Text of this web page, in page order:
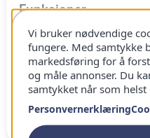
Funksjoner
Vår opplevelse
Hvem passer den for
Vi bruker nødvendige
fungere. Med samtykke
markedsføring for å
og måle annonser. Du
samtykket når som
Personvernerklæring